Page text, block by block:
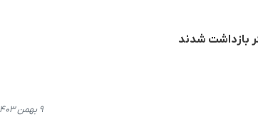
بازداشت شدند
۹ بهمن ۱۴۰۳، ۱۴:۰۴